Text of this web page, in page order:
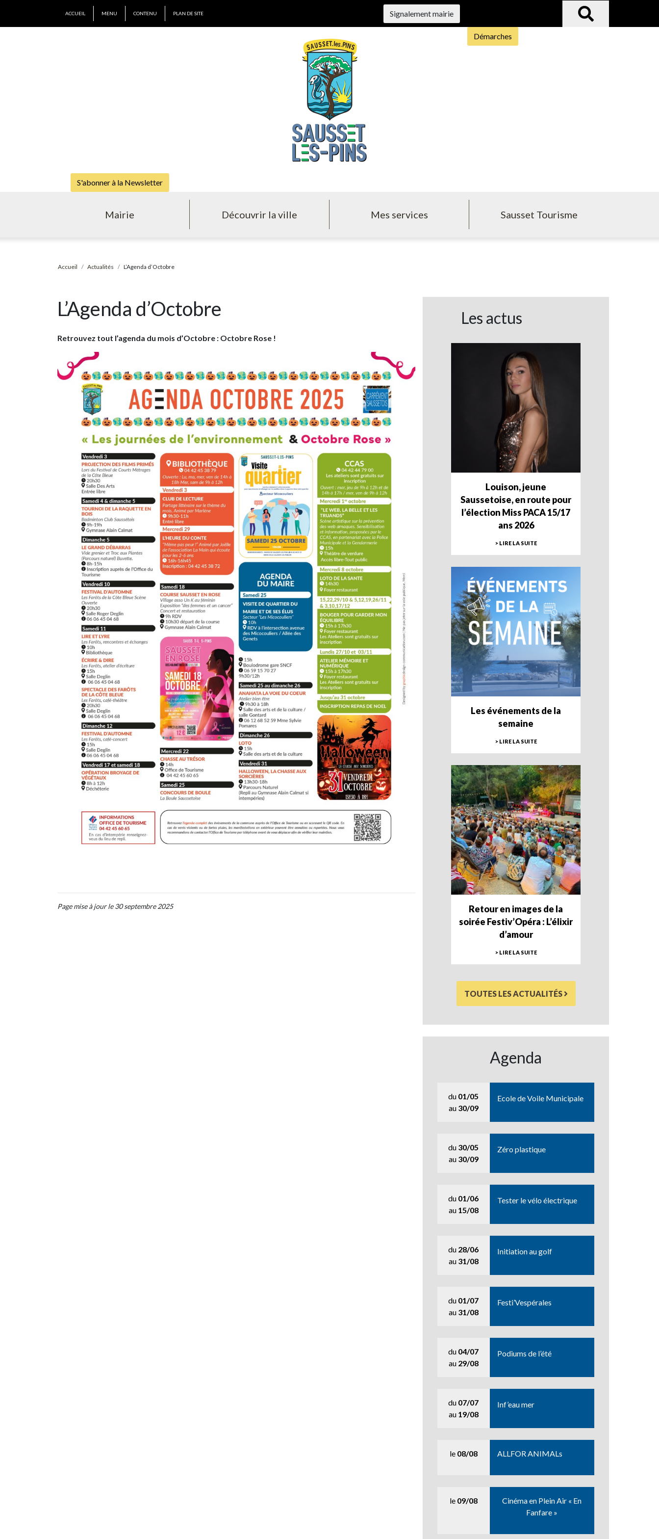
ACCUEIL MENU CONTENU PLAN DE SITE Signalement mairie
Démarches
S'abonner à la Newsletter
Mairie Découvrir la ville Mes services Sausset Tourisme
Accueil Actualités L’Agenda d’Octobre
L’Agenda d’Octobre
Retrouvez tout l’agenda du mois d’Octobre : Octobre Rose !
Page mise à jour le 30 septembre 2025
Les actus
Louison, jeune
Saussetoise, en route pour
l’élection Miss PACA 15/17
ans 2026
> LIRE LA SUITE
Les événements de la
semaine
> LIRE LA SUITE
Retour en images de la
soirée Festiv’Opéra : L’élixir
d’amour
> LIRE LA SUITE
TOUTES LES ACTUALITÉS
Agenda
du 01/05
au 30/09
Ecole de Voile Municipale
du 30/05
au 30/09
Zéro plastique
du 01/06
au 15/08
Tester le vélo électrique
du 28/06
au 31/08
Initiation au golf
du 01/07
au 31/08
Festi’Vespérales
du 04/07
au 29/08
Podiums de l’été
du 07/07
au 19/08
Inf’eau mer
le 08/08 ALLFOR ANIMALs
le 09/08
Cinéma en Plein Air « En
Fanfare »